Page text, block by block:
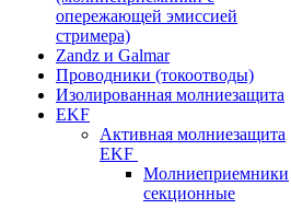
опережающей эмиссией
стримера)
Zandz и Galmar
Проводники (токоотводы)
Изолированная молниезащита
EKF
Активная молниезащита
EKF
Молниеприемники
секционные